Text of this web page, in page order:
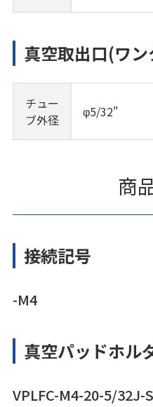
真空取出口(ワ
チュー
ブ外径
φ5/32"
商
接続記号
-M4
真空パッドホル
VPLFC-M4-20-5/32J-